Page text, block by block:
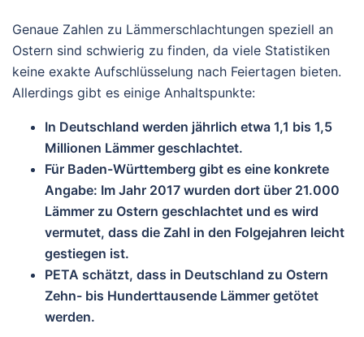
Genaue Zahlen zu Lämmerschlachtungen speziell an
Ostern sind schwierig zu finden, da viele Statistiken
keine exakte Aufschlüsselung nach Feiertagen bieten.
Allerdings gibt es einige Anhaltspunkte:
In Deutschland werden jährlich etwa 1,1 bis 1,5
Millionen Lämmer geschlachtet.
Für Baden-Württemberg gibt es eine konkrete
Angabe: Im Jahr 2017 wurden dort über 21.000
Lämmer zu Ostern geschlachtet und es wird
vermutet, dass die Zahl in den Folgejahren leicht
gestiegen ist.
PETA schätzt, dass in Deutschland zu Ostern
Zehn- bis Hunderttausende Lämmer getötet
werden.